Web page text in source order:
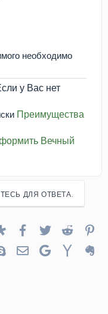
необходимо
у Вас нет
Преимущества
Вечный
ДЛЯ ОТВЕТА.
In
DiasporaFacebook
TwitterReddit
SkypeЭлектронная почта
Google Yahoo